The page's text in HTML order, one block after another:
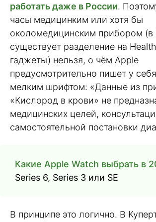
работать даже в России.
часы медицинким или хотя бы
околомедицинским прибором (в
существует разделение на
гаджеты) нельзя, о чём Apple
предусмотрительно пишет у
мелким шрифтом: «Данные из
«Кислород в крови» не
медицинских целей,
самостоятельной постановки
Какие Apple Watch выбрать в
Series 6, Series 3 или SE
В принципе это логично. В